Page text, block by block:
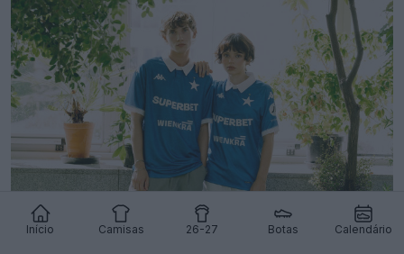
Início Camisas 26-27 Botas Calendário